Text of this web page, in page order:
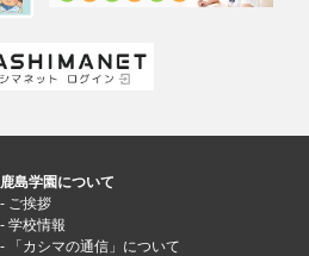
鹿島学園について
ご挨拶
学校情報
「カシマの通信」について